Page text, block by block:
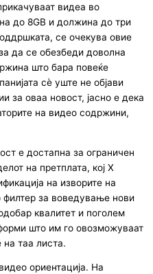
видеа во
до 8GB и должина до три
се очекува овие
да се обезбеди доволна
што бара повеќе
сè уште не објави
за оваа новост, јасно е дека
на видео содржини,
е достапна за ограничен
на претплата, кој X
на изворите на
филтер за воведување нови
квалитет и поголем
што им го овозможуваат
на таа листа.
ориентација. На